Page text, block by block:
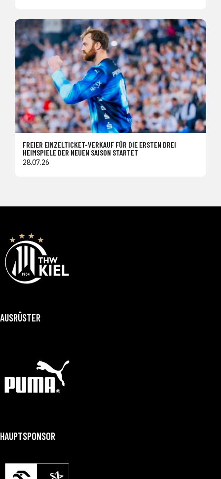
FREIER EINZELTICKET-VERKAUF FÜR DIE ERSTEN DREI
HEIMSPIELE DER NEUEN SAISON STARTET
28.07.26
AUSRÜSTER
HAUPTSPONSOR